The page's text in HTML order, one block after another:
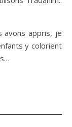
avons appris, je
y colorient